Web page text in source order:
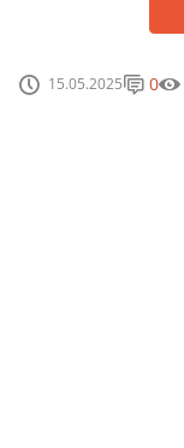
15.05.2025 0